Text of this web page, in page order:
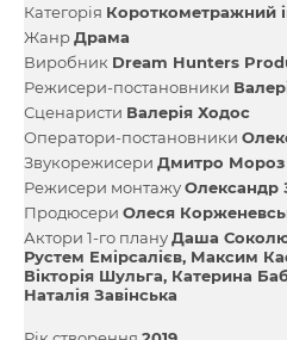
Категорія Короткометражний
ЖанрДрама
Виробник Dream Hunters
Режисери-постановники
Сценаристи Валерія Ходос
Оператори-постановники
Звукорежисери Дмитро Мороз
Режисери монтажуОлександр
Продюсери Олеся
Актори 1-го плануДаша
Рустем Емірсалієв Максим
Вікторія Шульга Катерина
Наталія Завінська